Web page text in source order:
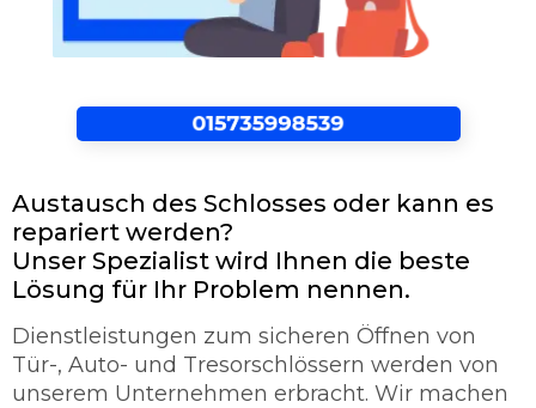
Austausch des Schlosses oder kann es
repariert werden?
Unser Spezialist wird Ihnen die beste
Lösung für Ihr Problem nennen.
Dienstleistungen zum sicheren Öffnen von
Tür-, Auto- und Tresorschlössern werden von
unserem Unternehmen erbracht. Wir machen